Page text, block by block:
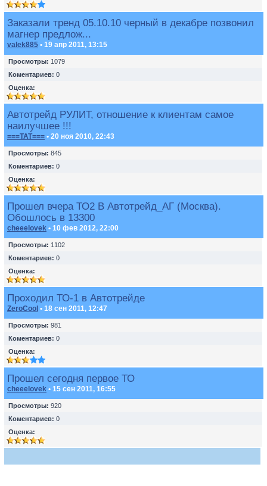
Заказали тренд 05.10.10 черный в декабре позвонил
магнер предлож...
valek885 • 19 апр 2011, 13:15
Просмотры: 1079
Коментариев: 0
Оценка:
Автотрейд РУЛИТ, отношение к клиентам самое
наилучшее !!!
===TAT=== • 20 ноя 2010, 22:43
Просмотры: 845
Коментариев: 0
Оценка:
Прошел вчера ТО2 В Автотрейд_АГ (Москва).
Обошлось в 13300
cheeelovek • 10 фев 2012, 22:00
Просмотры: 1102
Коментариев: 0
Оценка:
Проходил ТО-1 в Автотрейде
ZeroCool • 18 сен 2011, 12:47
Просмотры: 981
Коментариев: 0
Оценка:
Прошел сегодня первое ТО
cheeelovek • 15 сен 2011, 16:55
Просмотры: 920
Коментариев: 0
Оценка: